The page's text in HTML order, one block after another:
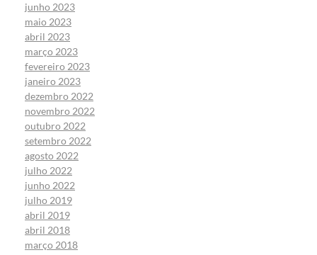
junho 2023
maio 2023
abril 2023
março 2023
fevereiro 2023
janeiro 2023
dezembro 2022
novembro 2022
outubro 2022
setembro 2022
agosto 2022
julho 2022
junho 2022
julho 2019
abril 2019
abril 2018
março 2018